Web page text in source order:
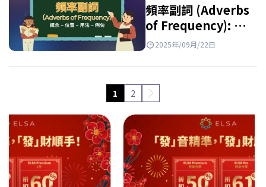
頻率副詞 (Adverbs
of Frequency): 位
置, 用法與詳細例句
2025年/09月/22日
1 2